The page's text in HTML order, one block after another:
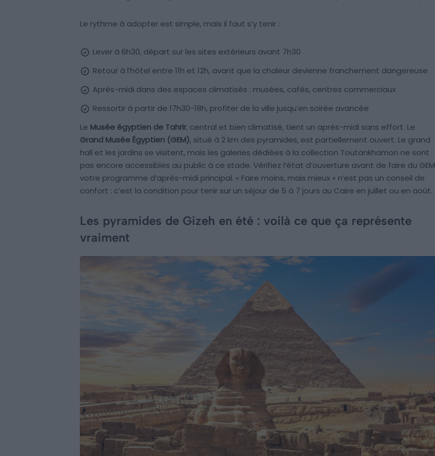
Le rythme à adopter est simple, mais il faut s’y tenir :
Lever à 6h30, départ sur les sites extérieurs avant 7h30
Retour à l’hôtel entre 11h et 12h, avant que la chaleur devienne franchement dangereuse
Après-midi dans des espaces climatisés : musées, cafés, centres commerciaux
Ressortir à partir de 17h30-18h, profiter de la ville jusqu’en soirée avancée
Le Musée égyptien de Tahrir, central et bien climatisé, tient un après-midi sans effort. Le
Grand Musée Égyptien (GEM), situé à 2 km des pyramides, est partiellement ouvert. Le grand
hall et les jardins se visitent, mais les galeries dédiées à la collection Toutankhamon ne sont
pas encore accessibles au public à ce stade. Vérifiez l’état d’ouverture avant de faire du GEM
votre programme d’après-midi principal. « Faire moins, mais mieux » n’est pas un conseil de
confort : c’est la condition pour tenir sur un séjour de 5 à 7 jours au Caire en juillet ou en août.
Les pyramides de Gizeh en été : voilà ce que ça représente
vraiment